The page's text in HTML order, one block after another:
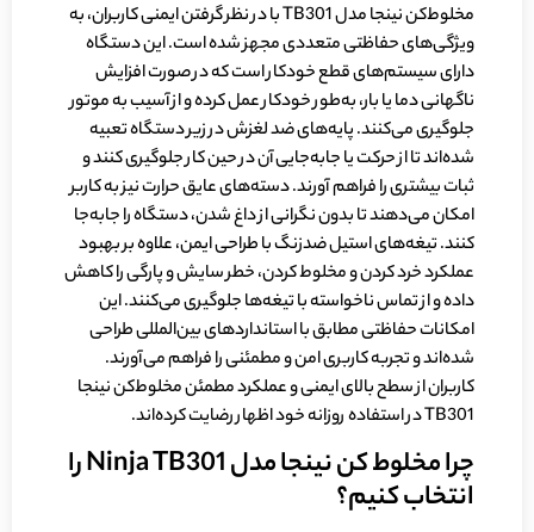
مخلوط‌کن نینجا مدل TB301 با در نظر گرفتن ایمنی کاربران، به
ویژگی‌های حفاظتی متعددی مجهز شده است. این دستگاه
دارای سیستم‌های قطع خودکار است که در صورت افزایش
ناگهانی دما یا بار، به‌طور خودکار عمل کرده و از آسیب به موتور
جلوگیری می‌کنند. پایه‌های ضد لغزش در زیر دستگاه تعبیه
شده‌اند تا از حرکت یا جابه‌جایی آن در حین کار جلوگیری کنند و
ثبات بیشتری را فراهم آورند. دسته‌های عایق حرارت نیز به کاربر
امکان می‌دهند تا بدون نگرانی از داغ شدن، دستگاه را جابه‌جا
کنند. تیغه‌های استیل ضدزنگ با طراحی ایمن، علاوه بر بهبود
عملکرد خرد کردن و مخلوط کردن، خطر سایش و پارگی را کاهش
داده و از تماس ناخواسته با تیغه‌ها جلوگیری می‌کنند. این
امکانات حفاظتی مطابق با استانداردهای بین‌المللی طراحی
شده‌اند و تجربه کاربری امن و مطمئنی را فراهم می‌آورند.
کاربران از سطح بالای ایمنی و عملکرد مطمئن مخلوط‌کن نینجا
TB301 در استفاده روزانه خود اظهار رضایت کرده‌اند.
چرا مخلوط کن نینجا مدل را
انتخاب کنیم؟